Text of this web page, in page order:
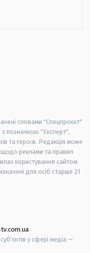
словами "Спецпроєкт"
з позначкою "Експерт",
та героїв. Редакція може
щодо реклами та правил
користування сайтом.
для осіб старше 21
у сфері медіа —